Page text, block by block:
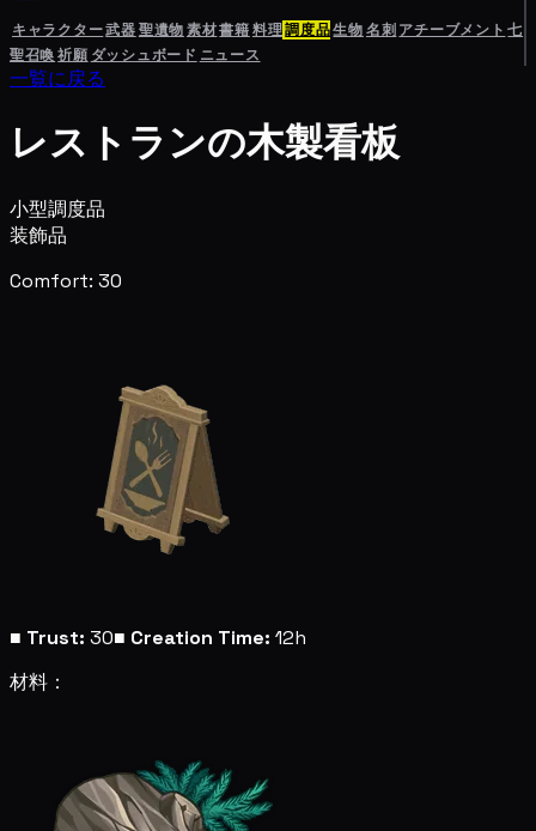
キャラクター武器聖遺物素材書籍料理調度品生物名刺 アチーブメント 七
聖召喚祈願 ダッシュボード ニュース
一覧に戻る
レストランの木製看板
小型調度品
装飾品
Comfort: 30
■ Trust: 30■ Creation Time: 12h
材料：